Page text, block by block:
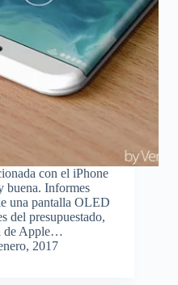
con el iPhone
buena. Informes
una pantalla OLED
del presupuestado,
de Apple…
2017